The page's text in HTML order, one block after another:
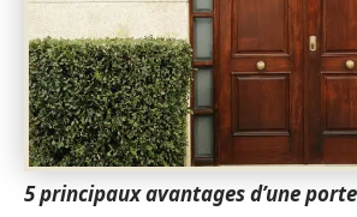
5 principaux avantages d’une